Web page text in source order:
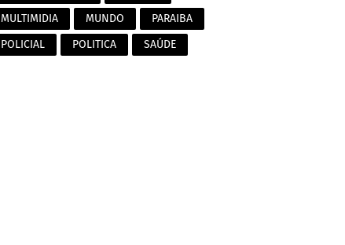
MULTIMIDIA
MUNDO
PARAIBA
POLICIAL
POLITICA SAÚDE